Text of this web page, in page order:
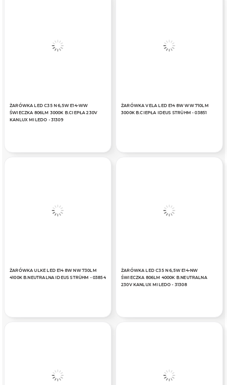
ŻARÓWKA LED C35 N 6,5W E14-WW
ŚWIECZKA 806LM 3000K B.CIEPŁA 230V
KANLUX MILEDO - 31309
ŻARÓWKA VELA LED E14 8W WW 710LM
3000K B.CIEPŁA IDEUS STRÜHM - 03851
ŻARÓWKA ULKE LED E14 8W NW 730LM
4100K B.NEUTRALNA IDEUS STRÜHM - 03854
ŻARÓWKA LED C35 N 6,5W E14-NW
ŚWIECZKA 806LM 4000K B.NEUTRALNA
230V KANLUX MILEDO - 31308